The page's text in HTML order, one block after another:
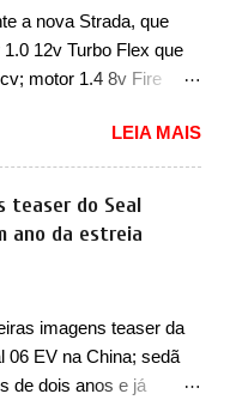
motriz, requerendo a
do modulo de...
por suas formas
Gol, outro
estréia no mercado.
de um ano de atraso. A
pelos
e coreanos
corações em
que mais se
em 3 versões de
do hatch e o sedan, a
a nova Strada, que
12v Turbo Flex que
motor 1.4 8v Fire
que aparece com
uma nova opção de
compacta receber o
no ano passado, a
Flex, conhecido
mutável com
que a concorrência
e agora ela
LEIA MAIS
teaser do Seal
ano da estreia
imagens teaser da
06 EV na China; sedã
de dois anos e já